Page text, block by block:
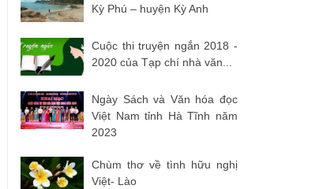
Kỳ Phú – huyện Kỳ Anh
Cuộc thi truyện ngắn 2018 -
2020 của Tạp chí nhà văn...
Ngày Sách và Văn hóa đọc
Việt Nam tỉnh Hà Tĩnh năm
2023
Chùm thơ về tình hữu nghị
Việt- Lào